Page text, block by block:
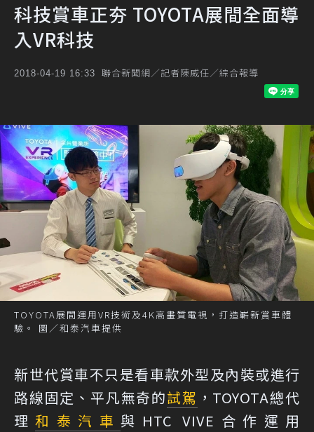
科技賞車正夯 TOYOTA展間全面導
入VR科技
2018-04-19 16:33 聯合新聞網／記者陳威任／綜合報導
TOYOTA展間運用VR技術及4K高畫質電視，打造嶄新賞車體
驗。 圖／和泰汽車提供
新世代賞車不只是看車款外型及內裝或進行
路線固定、平凡無奇的試駕 ，TOYOTA總代
理和泰汽車與HTC VIVE合作運用